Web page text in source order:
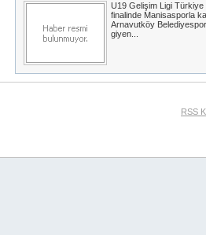
U19 Gelişim Ligi Türkiye
finalinde Manisasporla
Arnavutköy
giyen...
RSS